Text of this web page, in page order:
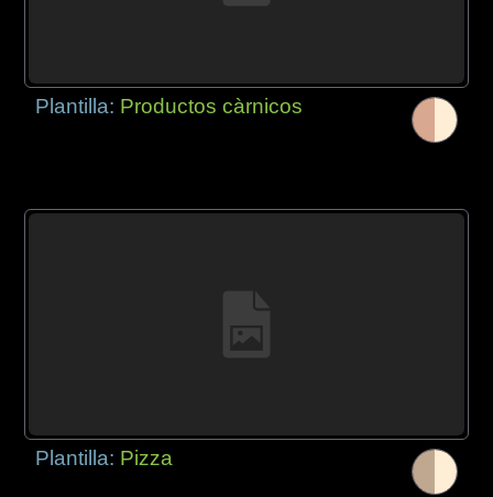
Plantilla: Productos càrnicos
Plantilla: Pizza